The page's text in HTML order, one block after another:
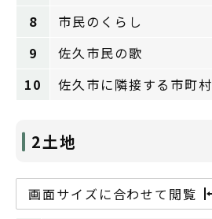
8
市民のくらし
9
佐久市民の歌
10
佐久市に隣接する市町村
2土地
画面サイズに合わせて閲覧